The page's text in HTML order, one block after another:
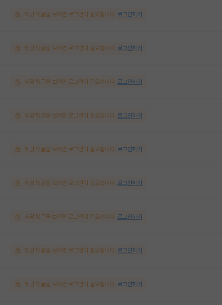
해당 댓글을 보려면 로그인이 필요합니다. 로그인하기
해당 댓글을 보려면 로그인이 필요합니다. 로그인하기
해당 댓글을 보려면 로그인이 필요합니다. 로그인하기
해당 댓글을 보려면 로그인이 필요합니다. 로그인하기
해당 댓글을 보려면 로그인이 필요합니다. 로그인하기
해당 댓글을 보려면 로그인이 필요합니다. 로그인하기
해당 댓글을 보려면 로그인이 필요합니다. 로그인하기
해당 댓글을 보려면 로그인이 필요합니다. 로그인하기
해당 댓글을 보려면 로그인이 필요합니다. 로그인하기